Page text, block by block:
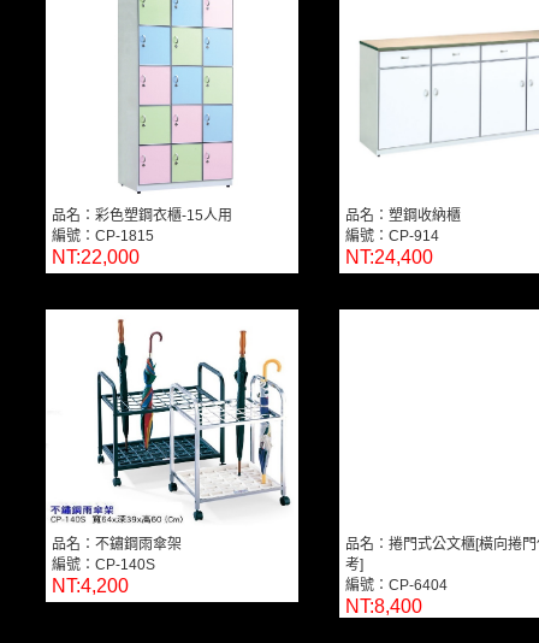
品名：彩色塑鋼衣櫃-15人用
編號：CP-1815
NT:22,000
品名：塑鋼收納櫃
編號：CP-914
NT:24,400
品名：不鏽鋼雨傘架
編號：CP-140S
NT:4,200
品名：捲門式公文櫃[橫向捲
考]
編號：CP-6404
NT:8,400